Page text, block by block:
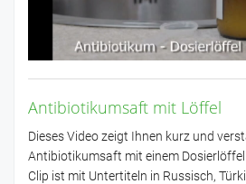
Antibiotikumsaft mit Löffel
Dieses Video zeigt Ihnen kurz und
Antibiotikumsaft mit einem
Clip ist mit Untertiteln in Russisch,